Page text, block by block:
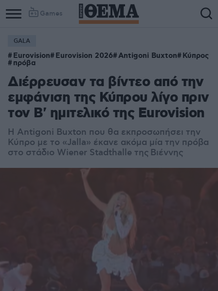
Games
GALA
Eurovision Eurovision 2026 Antigoni Buxton Κύπρος
πρόβα
Διέρρευσαν τα βίντεο από την
εμφάνιση της Κύπρου λίγο πριν
τον Β' ημιτελικό της Eurovision
Η Antigoni Buxton που θα εκπροσωπήσει την
Κύπρο με το «Jalla» έκανε ακόμα μία την πρόβα
στο στάδιο Wiener Stadthalle της Βιέννης